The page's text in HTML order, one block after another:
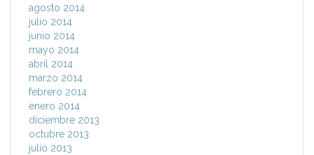
agosto 2014
julio 2014
junio 2014
mayo 2014
abril 2014
marzo 2014
febrero 2014
enero 2014
diciembre 2013
octubre 2013
julio 2013